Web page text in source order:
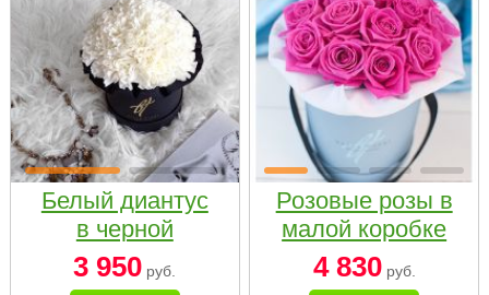
Белый диантус
в черной
коробке Small
3 950 руб.
Розовые розы в
малой коробке
4 830руб.